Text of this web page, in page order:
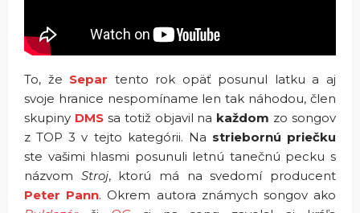
To, že Separ tento rok opäť posunul latku a aj
svoje hranice nespomíname len tak náhodou, člen
skupiny DMSsa totiž objavil na každom zo songov
z TOP 3 v tejto kategórii. Na striebornú priečku
ste vašimi hlasmi posunuli letnú tanečnú pecku s
názvom Stroj, ktorú má na svedomí producent
Peter Pann. Okrem autora známych songov ako